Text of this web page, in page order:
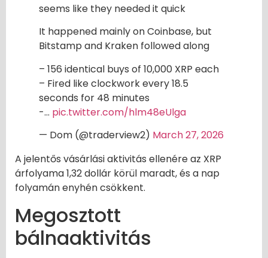
seems like they needed it quick
It happened mainly on Coinbase, but
Bitstamp and Kraken followed along
– 156 identical buys of 10,000 XRP each
– Fired like clockwork every 18.5
seconds for 48 minutes
-… pic.twitter.com/hlm48eUlga
— Dom (@traderview2) March 27, 2026
A jelentős vásárlási aktivitás ellenére az XRP
árfolyama 1,32 dollár körül maradt, és a nap
folyamán enyhén csökkent.
Megosztott
bálnaaktivitás